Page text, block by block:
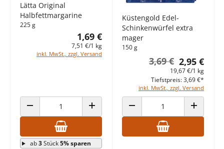
Lätta Original
Halbfettmargarine
225 g
1,69 €
7,51 €/1 kg
inkl. MwSt., zzgl. Versand
ANZAHL VERRINGERN ANZAHL ERHÖHEN
ab3Stück5% sparen
Küstengold Edel-
Schinkenwürfel extra
mager
150 g
2,95 €
3,69 €
19,67 €/1 kg
inkl. MwSt., zzgl. Versand
Tiefstpreis: 3,69 €*
ANZAHL VERRINGERN ANZAHL